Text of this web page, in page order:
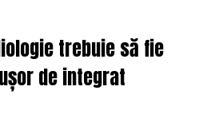
trebuie să fie
de integrat